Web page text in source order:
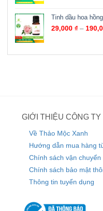
Tinh dầu hoa hồng
29,000 ₫ –
GIỚI THIỆU CÔNG TY
Về Thảo Mộc Xanh
Hướng dẫn mua hàng
Chính sách vận chuyển
Chính sách bảo mật
Thông tin tuyển dụng